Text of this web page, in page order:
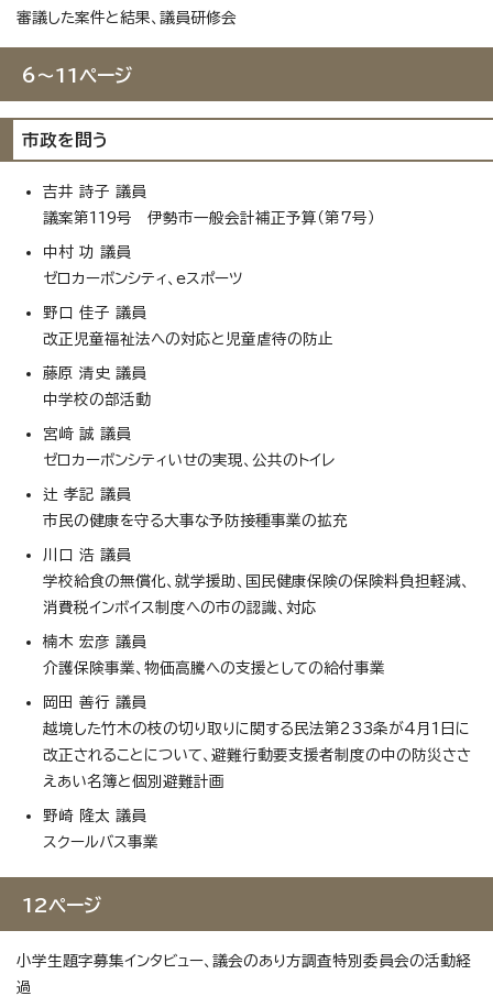
審議した案件と結果、議員研修会
6～11ページ
市政を問う
吉井 詩子 議員
議案第119号 伊勢市一般会計補正予算（第7号）
中村 功 議員
ゼロカーボンシティ、eスポーツ
野口 佳子 議員
改正児童福祉法への対応と児童虐待の防止
藤原 清史 議員
中学校の部活動
宮﨑 誠 議員
ゼロカーボンシティいせの実現、公共のトイレ
辻 孝記 議員
市民の健康を守る大事な予防接種事業の拡充
川口 浩 議員
学校給食の無償化、就学援助、国民健康保険の保険料負担軽減、
消費税インボイス制度への市の認識、対応
楠木 宏彦 議員
介護保険事業、物価高騰への支援としての給付事業
岡田 善行 議員
越境した竹木の枝の切り取りに関する民法第233条が4月1日に
改正されることについて、避難行動要支援者制度の中の防災ささ
えあい名簿と個別避難計画
野崎 隆太 議員
スクールバス事業
12ページ
小学生題字募集インタビュー、議会のあり方調査特別委員会の活動経
過